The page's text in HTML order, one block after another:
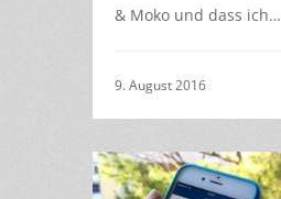
& Moko und dass ich…
9. August 2016